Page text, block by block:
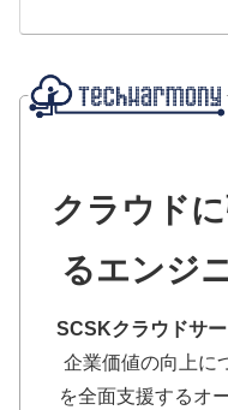
クラウド
るエンジ
SCSKクラウドサー
企業価値の向上に
を全面支援するオ